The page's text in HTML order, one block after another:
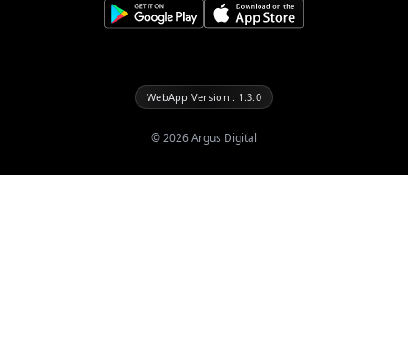
WebApp Version : 1.3.0
©2026Argus Digital